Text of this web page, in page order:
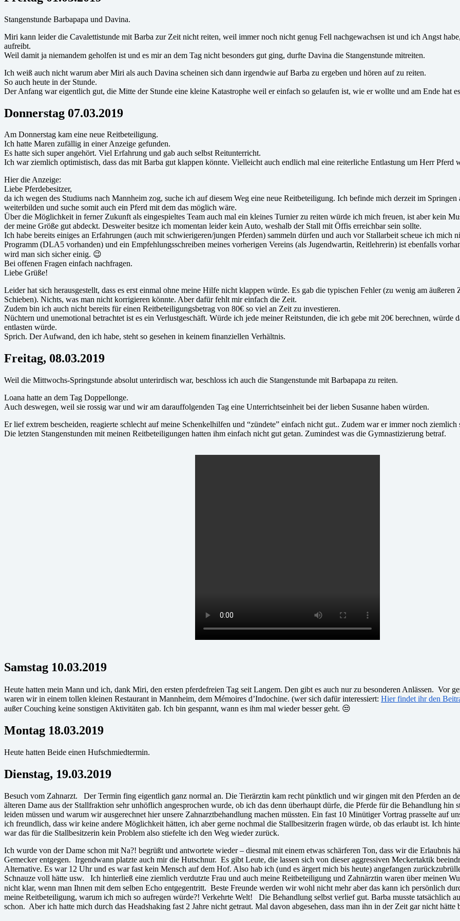
Stangenstunde Barbapapa und Davina.
Miri kann leider die Cavalettistunde mit Barba zur Zeit nicht reiten, weil immer noch nicht genug Fell nachgewachsen ist und ich Angst
aufreibt.
Weil damit ja niemandem geholfen ist und es mir an dem Tag nicht besonders gut ging, durfte Davina die Stangenstunde mitreiten.
Ich weiß auch nicht warum aber Miri als auch Davina scheinen sich dann irgendwie auf Barba zu ergeben und hören auf zu reiten.
So auch heute in der Stunde.
Der Anfang war eigentlich gut, die Mitte der Stunde eine kleine Katastrophe weil er einfach so gelaufen ist, wie er wollte und am Ende hat
Donnerstag 07.03.2019
Am Donnerstag kam eine neue Reitbeteiligung.
Ich hatte Maren zufällig in einer Anzeige gefunden.
Es hatte sich super angehört. Viel Erfahrung und gab auch selbst Reitunterricht.
Ich war ziemlich optimistisch, dass das mit Barba gut klappen könnte. Vielleicht auch endlich mal eine reiterliche Entlastung um Herr Pferd
Hier die Anzeige:
Liebe Pferdebesitzer,
da ich wegen des Studiums nach Mannheim zog, suche ich auf diesem Weg eine neue Reitbeteiligung. Ich befinde mich derzeit im
weiterbilden und suche somit auch ein Pferd mit dem das möglich wäre.
Über die Möglichkeit in ferner Zukunft als eingespieltes Team auch mal ein kleines Turnier zu reiten würde ich mich freuen, ist aber kein
der meine Größe gut abdeckt. Desweiter besitze ich momentan leider kein Auto, weshalb der Stall mit Öffis erreichbar sein sollte.
Ich habe bereits einiges an Erfahrungen (auch mit schwierigeren/jungen Pferden) sammeln dürfen und auch vor Stallarbeit scheue ich mich
Programm (DLA5 vorhanden) und ein Empfehlungsschreiben meines vorherigen Vereins (als Jugendwartin, Reitlehrerin) ist ebenfalls
wird man sich sicher einig. 😉
Bei offenen Fragen einfach nachfragen.
Liebe Grüße!
Leider hat sich herausgestellt, dass es erst einmal ohne meine Hilfe nicht klappen würde. Es gab die typischen Fehler (zu wenig am
Schieben). Nichts, was man nicht korrigieren könnte. Aber dafür fehlt mir einfach die Zeit.
Zudem bin ich auch nicht bereits für einen Reitbeteiligungsbetrag von 80€ so viel an Zeit zu investieren.
Nüchtern und unemotional betrachtet ist es ein Verlustgeschäft. Würde ich jede meiner Reitstunden, die ich gebe mit 20€ berechnen, würde
entlasten würde.
Sprich. Der Aufwand, den ich habe, steht so gesehen in keinem finanziellen Verhältnis.
Freitag, 08.03.2019
Weil die Mittwochs-Springstunde absolut unterirdisch war, beschloss ich auch die Stangenstunde mit Barbapapa zu reiten.
Loana hatte an dem Tag Doppellonge.
Auch deswegen, weil sie rossig war und wir am darauffolgenden Tag eine Unterrichtseinheit bei der lieben Susanne haben würden.
Er lief extrem bescheiden, reagierte schlecht auf meine Schenkelhilfen und “zündete” einfach nicht gut.. Zudem war er immer noch
Die letzten Stangenstunden mit meinen Reitbeteiligungen hatten ihm einfach nicht gut getan. Zumindest was die Gymnastizierung betraf.
Samstag 10.03.2019
Heute hatten mein Mann und ich, dank Miri, den ersten pferdefreien Tag seit Langem. Den gibt es auch nur zu besonderen Anlässen. Vor
waren wir in einem tollen kleinen Restaurant in Mannheim, dem Mémoires d’Indochine. (wer sich dafür interessiert: Hier findet ihr den
außer Couching keine sonstigen Aktivitäten gab. Ich bin gespannt, wann es ihm mal wieder besser geht. 😒
Montag 18.03.2019
Heute hatten Beide einen Hufschmiedtermin.
Dienstag, 19.03.2019
Besuch vom Zahnarzt. Der Termin fing eigentlich ganz normal an. Die Tierärztin kam recht pünktlich und wir gingen mit den Pferden an
älteren Dame aus der Stallfraktion sehr unhöflich angesprochen wurde, ob ich das denn überhaupt dürfe, die Pferde für die Behandlung hin
leiden müssen und warum wir ausgerechnet hier unsere Zahnarztbehandlung machen müssten. Ein fast 10 Minütiger Vortrag prasselte
ich freundlich, dass wir keine andere Möglichkeit hätten, ich aber gerne nochmal die Stallbesitzerin fragen würde, ob das erlaubt ist. Ich
war das für die Stallbesitzerin kein Problem also stiefelte ich den Weg wieder zurück.
Ich wurde von der Dame schon mit Na?! begrüßt und antwortete wieder – diesmal mit einem etwas schärferen Ton, dass wir die Erlaubnis
Gemecker entgegen. Irgendwann platzte auch mir die Hutschnur. Es gibt Leute, die lassen sich von dieser aggressiven Meckertaktik
Alternative. Es war 12 Uhr und es war fast kein Mensch auf dem Hof. Also hab ich (und es ärgert mich bis heute) angefangen
Schnauze voll hätte usw. Ich hinterließ eine ziemlich verdutzte Frau und auch meine Reitbeteiligung und Zahnärztin waren über meinen
nicht klar, wenn man Ihnen mit dem selben Echo entgegentritt. Beste Freunde werden wir wohl nicht mehr aber das kann ich persönlich
meine Reitbeteiligung, warum ich mich so aufregen würde?! Verkehrte Welt! Die Behandlung selbst verlief gut. Barba musste tatsächlich
schon. Aber ich hatte mich durch das Headshaking fast 2 Jahre nicht getraut. Mal davon abgesehen, dass man ihn in der Zeit gar nicht hätte